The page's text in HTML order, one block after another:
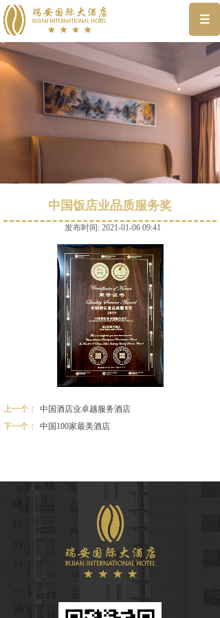
中国饭店业品质服务奖
发布时间: 2021-01-06 09:41
上一个：
中国酒店业卓越服务酒店
下一个：
中国100家最美酒店